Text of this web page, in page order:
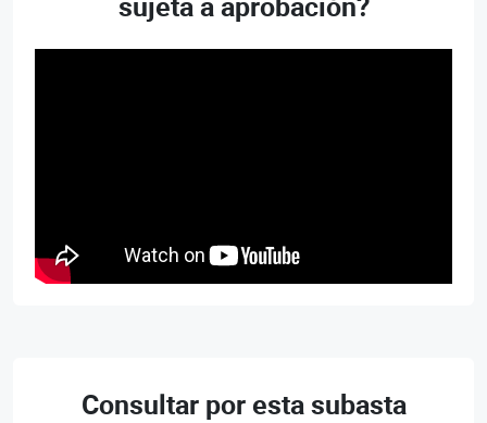
Consultar por esta subasta